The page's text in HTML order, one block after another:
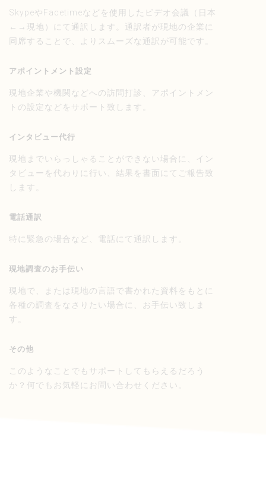
SkypeやFacetimeなどを使用したビデオ会議（日本
←→現地）にて通訳します。通訳者が現地の企業に
同席することで、よりスムーズな通訳が可能です。
アポイントメント設定
現地企業や機関などへの訪問打診、アポイントメン
トの設定などをサポート致します。
インタビュー代行
現地までいらっしゃることができない場合に、イン
タビューを代わりに行い、結果を書面にてご報告致
します。
電話通訳
特に緊急の場合など、電話にて通訳します。
現地調査のお手伝い
現地で、または現地の言語で書かれた資料をもとに
各種の調査をなさりたい場合に、お手伝い致しま
す。
その他
このようなことでもサポートしてもらえるだろう
か？何でもお気軽にお問い合わせください。